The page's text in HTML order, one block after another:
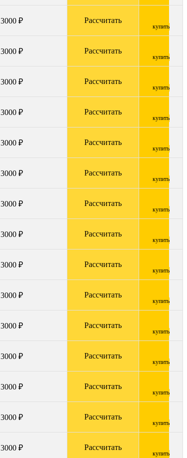
3000 ₽ Рассчитать
купить
3000 ₽ Рассчитать
купить
3000 ₽ Рассчитать
купить
3000 ₽ Рассчитать
купить
3000 ₽ Рассчитать
купить
3000 ₽ Рассчитать
купить
3000 ₽ Рассчитать
купить
3000 ₽ Рассчитать
купить
3000 ₽ Рассчитать
купить
3000 ₽ Рассчитать
купить
3000 ₽ Рассчитать
купить
3000 ₽ Рассчитать
купить
3000 ₽ Рассчитать
купить
3000 ₽ Рассчитать
купить
3000 ₽ Рассчитать
купить